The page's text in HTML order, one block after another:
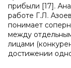
прибыли [17].
работе Г.Л.
понимает
между
лицами
достижении